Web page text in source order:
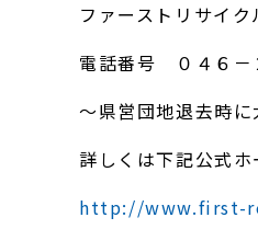
ファーストリサイク
電話番号 ０４６－
～県営団地退去時
詳しくは下記公式
http://www.first-